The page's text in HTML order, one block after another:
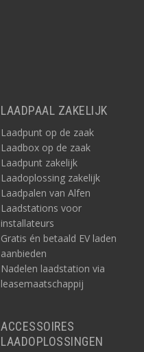
LAADPAAL ZAKELIJK
Laadpunt op de zaak
Laadbox op de zaak
Laadpunt zakelijk
Laadoplossing zakelijk
Laadpalen van Alfen
Laadstations voor
installateurs
Gratis én betaald EV laden
aanbieden
Nadelen laadstation via
leasemaatschappij
ACCESSOIRES
LAADOPLOSSINGEN